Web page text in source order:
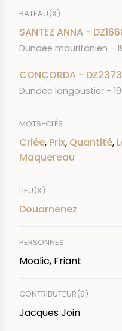
BATEAU(X)
SANTEZ ANNA -
Dundee mauritanien -
CONCORDA - DZ2373
Dundee langoustier -
MOTS-CLÉS
Criée, Prix, Quantité,
Maquereau
LIEU(X)
Douarnenez
PERSONNES
Moalic, Friant
CONTRIBUTEUR(S)
Jacques Join